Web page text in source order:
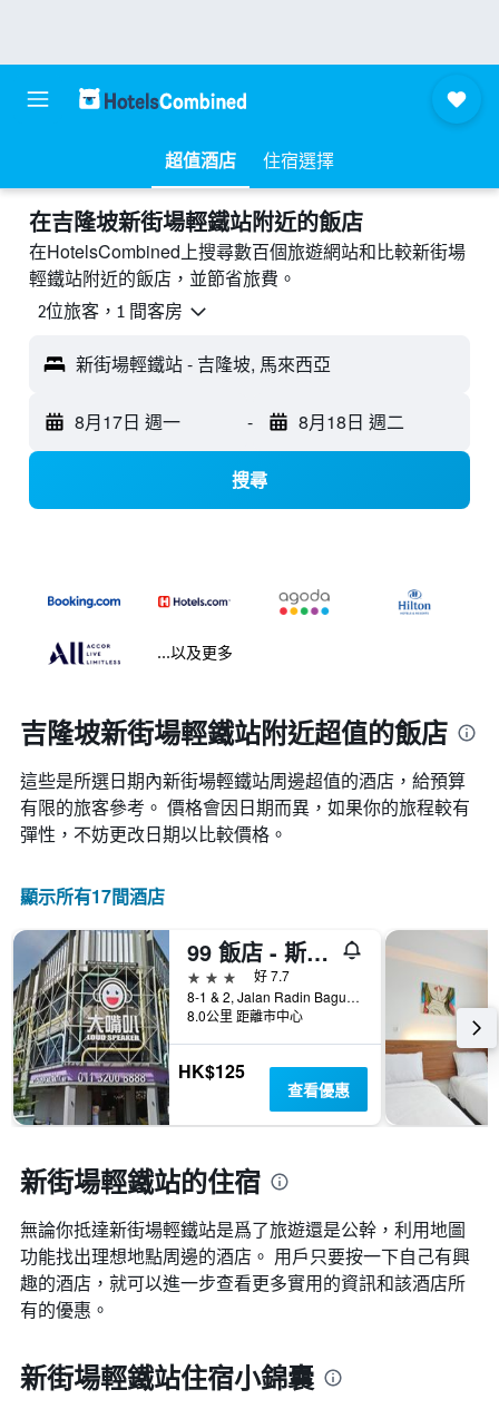
超值酒店 住宿選擇
​在吉隆坡新街場輕鐵站附近​的飯店
在HotelsCombined上搜尋數百個旅遊網站和比較新街場
輕鐵站附近的飯店，並節省旅費。
2位旅客，1 間客房
新街場輕鐵站 - 吉隆坡, 馬來西亞
8月17日 週一 - 8月18日 週二
搜尋
...以及更多
吉隆坡新街場輕鐵站附近超值的飯店
這些是所選日期內新街場輕鐵站​周邊超值的​酒店，給預算
有限的旅客參考。 價格會因日期而異，如果你的旅程較有
彈性，不妨更改日期以比較價格。
顯示所有17間酒店
99 飯店 - 斯里佩塔靈飯店
3星級
好 7.7
8-1 & 2, Jalan Radin Bagus 3, 吉隆坡, 馬來西亞
8.0公里 距離市中心
HK$125
查看優惠
新街場輕鐵站的住宿
無論你抵達新街場輕鐵站​是爲了旅遊還是公幹，利用地圖
功能找出理想地點周邊的酒店。 用戶只要按一下自己有興
趣的酒店，就可以進一步查看更多實用的資訊和該酒店所
有的優惠。
新街場輕鐵站住宿小錦囊